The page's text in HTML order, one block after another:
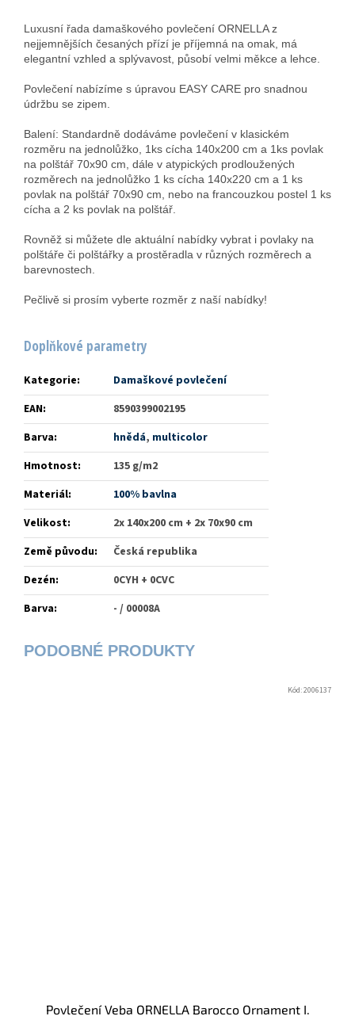
Luxusní řada damaškového povlečení ORNELLA z
nejjemnějších česaných přízí je příjemná na omak, má
elegantní vzhled a splývavost, působí velmi měkce a lehce.
Povlečení nabízíme s úpravou EASY CARE pro snadnou
údržbu se zipem.
Balení: Standardně dodáváme povlečení v klasickém
rozměru na jednolůžko, 1ks cícha 140x200 cm a 1ks povlak
na polštář 70x90 cm, dále v atypických prodloužených
rozměrech na jednolůžko 1 ks cícha 140x220 cm a 1 ks
povlak na polštář 70x90 cm, nebo na francouzkou postel 1 ks
cícha a 2 ks povlak na polštář.
Rovněž si můžete dle aktuální nabídky vybrat i povlaky na
polštáře či polštářky a prostěradla v různých rozměrech a
barevnostech.
Pečlivě si prosím vyberte rozměr z naší nabídky!
Doplňkové parametry
Kategorie:
Damaškové povlečení
EAN:
8590399002195
Barva: hnědá, multicolor
Hmotnost:
135 g/m2
Materiál:
100% bavlna
Velikost:
2x 140x200 cm + 2x 70x90 cm
Země původu:
Česká republika
Dezén:
0CYH + 0CVC
Barva: - / 00008A
Povlečení Veba ORNELLA Barocco Ornament I.
Kód:2006137